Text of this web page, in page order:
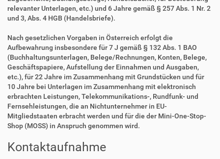
relevanter Unterlagen, etc.) und 6 Jahre gemäß § 257 Abs. 1 Nr. 2
und 3, Abs. 4 HGB (Handelsbriefe).
Nach gesetzlichen Vorgaben in Österreich erfolgt die
Aufbewahrung insbesondere für 7 J gemäß § 132 Abs. 1 BAO
(Buchhaltungsunterlagen, Belege/Rechnungen, Konten, Belege,
Geschäftspapiere, Aufstellung der Einnahmen und Ausgaben,
etc.), für 22 Jahre im Zusammenhang mit Grundstücken und für
10 Jahre bei Unterlagen im Zusammenhang mit elektronisch
erbrachten Leistungen, Telekommunikations-, Rundfunk- und
Fernsehleistungen, die an Nichtunternehmer in EU-
Mitgliedstaaten erbracht werden und für die der Mini-One-Stop-
Shop (MOSS) in Anspruch genommen wird.
Kontaktaufnahme